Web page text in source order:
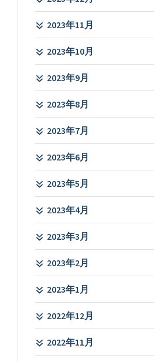
2023年11月
2023年10月
2023年9月
2023年8月
2023年7月
2023年6月
2023年5月
2023年4月
2023年3月
2023年2月
2023年1月
2022年12月
2022年11月